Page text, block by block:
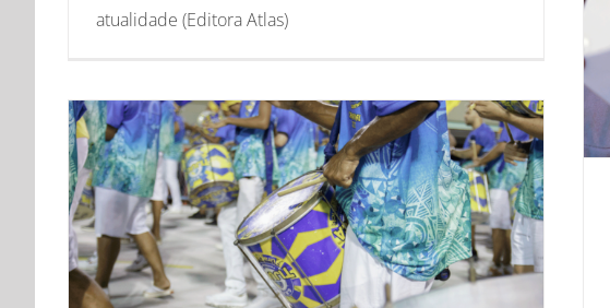
atualidade (Editora Atlas)